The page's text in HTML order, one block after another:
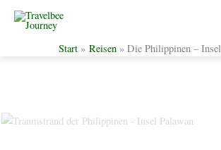
Start Reisen Die Philippinen –